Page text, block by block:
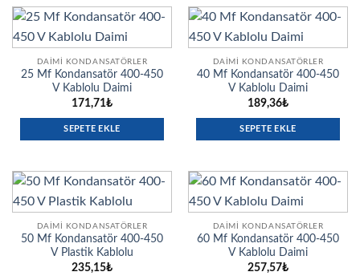
DAIMI KONDANSATÖRLER
25 Mf Kondansatör 400-450
V Kablolu Daimi
171,71₺
SEPETE EKLE
DAIMI KONDANSATÖRLER
40 Mf Kondansatör 400-450
V Kablolu Daimi
189,36₺
SEPETE EKLE
DAIMI KONDANSATÖRLER
50 Mf Kondansatör 400-450
V Plastik Kablolu
235,15₺
DAIMI KONDANSATÖRLER
60 Mf Kondansatör 400-450
V Kablolu Daimi
257,57₺